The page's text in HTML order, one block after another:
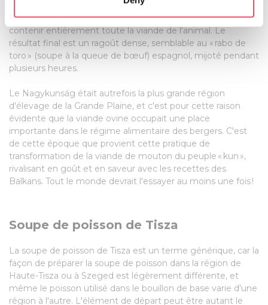
specific characteristics (fingerprinting)
Find out more about how your personal data is processed
and set your preferences in thedetails section.
provide social media features and to analyse our traffic.
We also share information about your use of our site with
our social media, advertising and analytics partners who
may combine it with other information that you’ve
provided to them or that they’ve collected from your use
of their services.
Donc on n'ajoute pas de poivre non plus. La cuisson se fait
dans une marmite en fonte suffisamment grande pour
contenir entièrement toute la viande de l'animal. Le
résultat final est un ragoût dense, semblable au « rabo de
toro » (soupe à la queue de bœuf) espagnol, mijoté pendant
plusieurs heures.
Le Nagykunság était autrefois la plus grande région
d'élevage de la Grande Plaine, et c'est pour cette raison
évidente que la viande ovine occupait une place
importante dans le régime alimentaire des bergers. C'est
de cette époque que provient cette pratique de
transformation de la viande de mouton du peuple « kun »,
rivalisant en goût et en saveur avec les recettes des
Balkans. Tout le monde devrait l'essayer au moins une fois !
Soupe de poisson de Tisza
La soupe de poisson de Tisza est un terme générique, car la
façon de préparer la soupe de poisson dans la région de
Haute-Tisza ou à Szeged est légèrement différente, et
même le poisson utilisé dans le bouillon de base varie d'une
région à l'autre. L'élément de départ peut être autant le